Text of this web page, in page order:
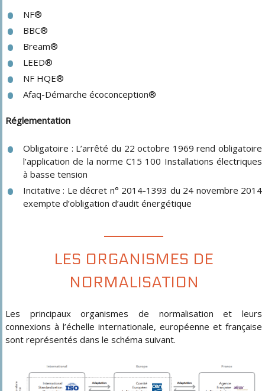
NF®
BBC®
Bream®
LEED®
NF HQE®
Afaq-Démarche écoconception®
Réglementation
Obligatoire : L’arrêté du 22 octobre 1969 rend obligatoire
l’application de la norme C15 100 Installations électriques
à basse tension
Incitative : Le décret n° 2014-1393 du 24 novembre 2014
exempte d’obligation d’audit énergétique
LES ORGANISMES DE
NORMALISATION
Les principaux organismes de normalisation et leurs
connexions à l’échelle internationale, européenne et française
sont représentés dans le schéma suivant.